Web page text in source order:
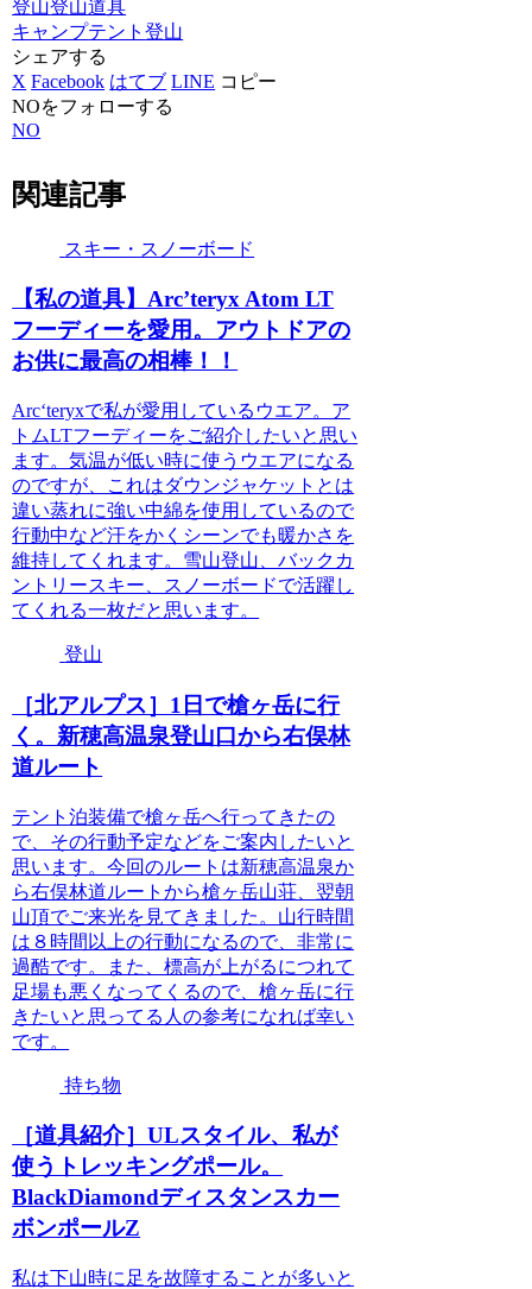
登山登山道具
キャンプテント登山
シェアする
X Facebook はてブ LINE コピー
NOをフォローする
NO
関連記事
スキー・スノーボード
【私の道具】Arc’teryx Atom LT
フーディーを愛用。アウトドアの
お供に最高の相棒！！
Arc‘teryxで私が愛用しているウエア。ア
トムLTフーディーをご紹介したいと思い
ます。気温が低い時に使うウエアになる
のですが、これはダウンジャケットとは
違い蒸れに強い中綿を使用しているので
行動中など汗をかくシーンでも暖かさを
維持してくれます。雪山登山、バックカ
ントリースキー、スノーボードで活躍し
てくれる一枚だと思います。
登山
［北アルプス］1日で槍ヶ岳に行
く。新穂高温泉登山口から右俣林
道ルート
テント泊装備で槍ヶ岳へ行ってきたの
で、その行動予定などをご案内したいと
思います。今回のルートは新穂高温泉か
ら右俣林道ルートから槍ヶ岳山荘、翌朝
山頂でご来光を見てきました。山行時間
は８時間以上の行動になるので、非常に
過酷です。また、標高が上がるにつれて
足場も悪くなってくるので、槍ヶ岳に行
きたいと思ってる人の参考になれば幸い
です。
持ち物
［道具紹介］ULスタイル、私が
使うトレッキングポール。
BlackDiamondディスタンスカー
ボンポールZ
私は下山時に足を故障することが多いと